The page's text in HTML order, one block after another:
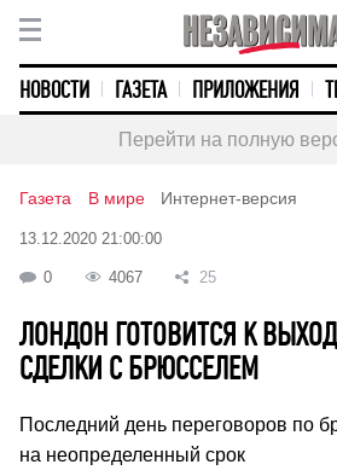
НОВОСТИ ГАЗЕТА ПРИЛОЖЕНИЯ
Перейти на полную
Газета В мире Интернет-версия
13.12.2020 21:00:00
0 4067 25
ЛОНДОН ГОТОВИТСЯ К
СДЕЛКИ С БРЮССЕЛЕМ
Последний день переговоров по
на неопределенный срок